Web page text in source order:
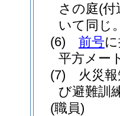
さの庭(付
いて同じ
(6)
前号
平方メー
(7)
火災
び避難訓
(職員)